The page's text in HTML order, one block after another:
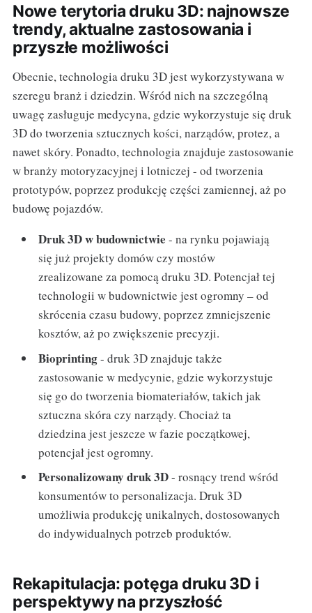
Nowe terytoria druku 3D: najnowsze
trendy, aktualne zastosowania i
przyszłe możliwości
Obecnie, technologia druku 3D jest wykorzystywana w
szeregu branż i dziedzin. Wśród nich na szczególną
uwagę zasługuje medycyna, gdzie wykorzystuje się druk
3D do tworzenia sztucznych kości, narządów, protez, a
nawet skóry. Ponadto, technologia znajduje zastosowanie
w branży motoryzacyjnej i lotniczej - od tworzenia
prototypów, poprzez produkcję części zamiennej, aż po
budowę pojazdów.
Druk 3D w budownictwie - na rynku pojawiają
się już projekty domów czy mostów
zrealizowane za pomocą druku 3D. Potencjał tej
technologii w budownictwie jest ogromny – od
skrócenia czasu budowy, poprzez zmniejszenie
kosztów, aż po zwiększenie precyzji.
Bioprinting- druk 3D znajduje także
zastosowanie w medycynie, gdzie wykorzystuje
się go do tworzenia biomateriałów, takich jak
sztuczna skóra czy narządy. Chociaż ta
dziedzina jest jeszcze w fazie początkowej,
potencjał jest ogromny.
Personalizowany druk 3D- rosnący trend wśród
konsumentów to personalizacja. Druk 3D
umożliwia produkcję unikalnych, dostosowanych
do indywidualnych potrzeb produktów.
Rekapitulacja: potęga druku 3D i
perspektywy na przyszłość